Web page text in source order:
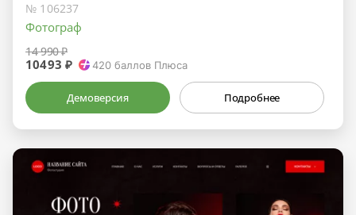
№ 106237
Фотограф
14 990 ₽
10493 ₽ 420 баллов Плюса
Демоверсия Подробнее